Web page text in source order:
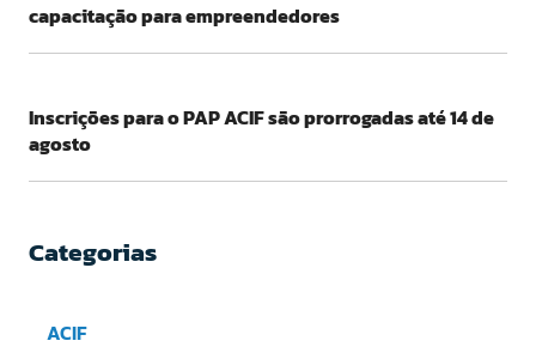
capacitação para empreendedores
Inscrições para o PAP ACIF são prorrogadas até 14 de
agosto
Categorias
ACIF